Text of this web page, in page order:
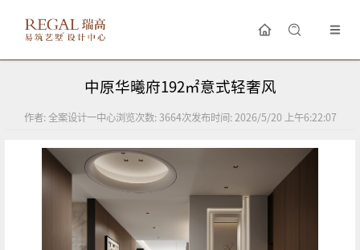
中原华曦府192㎡意式轻奢风
作者: 全案设计一中心浏览次数: 3664次发布时间: 2026/5/20 上午6:22:07